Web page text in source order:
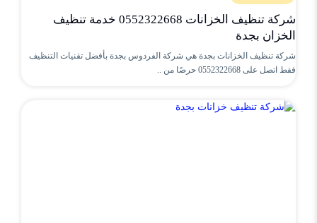
شركة تنظيف الخزانات 0552322668 خدمة تنظيف
الخزان بجدة
شركة تنظيف الخزانات بجدة هي شركة الفردوس بجدة بأفضل تقنيات التنظيف
فقط اتصل على 0552322668 حرصًا من ..